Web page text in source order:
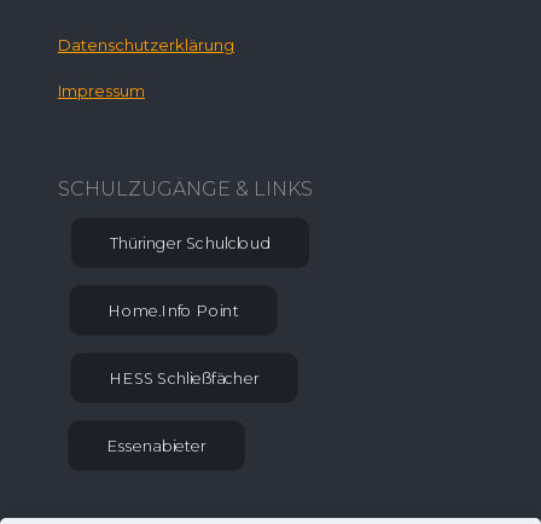
Datenschutzerklärung
Impressum
SCHULZUGÄNGE & LINKS
Thüringer Schulcloud
Home.Info Point
HESS Schließfächer
Essenabieter